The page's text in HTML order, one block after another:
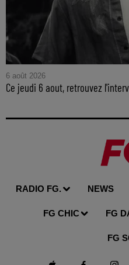
6 août 2026
Ce jeudi 6 aout, retrouvez
RADIO FG. NEWS
FG CHIC FG
FG